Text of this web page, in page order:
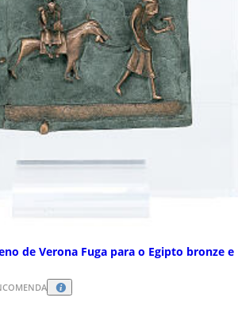
de Verona Fuga para o Egipto bronze e